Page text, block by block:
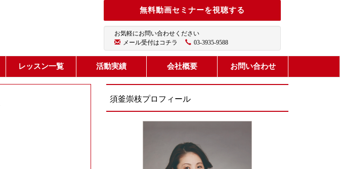
無料動画セミナーを視聴する
お気軽にお問い合わせください
メール受付はコチラ
03-3935-9588
レッスン一覧 活動実績 会社概要 お問い合わせ
須釜崇枝プロフィール